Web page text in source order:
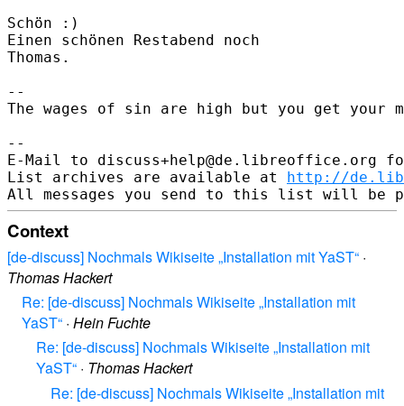
Schön :)
Einen schönen Restabend noch
Thomas.
--
The wages of sin are high but you get your
--
E-Mail to discuss+help@de.libreoffice.org
List archives are available at http://
Context
[de-discuss] Nochmals Wikiseite „Installation mit YaST“ ·
Thomas Hackert
Re: [de-discuss] Nochmals Wikiseite „Installation mit
YaST“ · Hein Fuchte
Re: [de-discuss] Nochmals Wikiseite „Installation mit
YaST“ · Thomas Hackert
Re: [de-discuss] Nochmals Wikiseite „Installation mit